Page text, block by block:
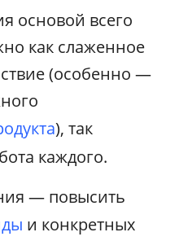
основой всего
как слаженное
(особенно —
), так
каждого.
— повысить
и конкретных